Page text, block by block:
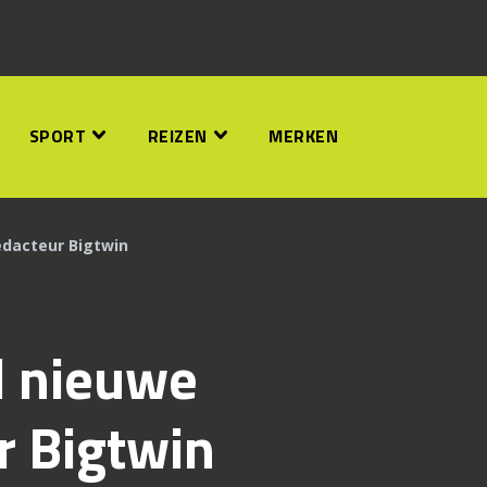
SPORT REIZEN MERKEN
Bigtwin
nieuwe
Bigtwin